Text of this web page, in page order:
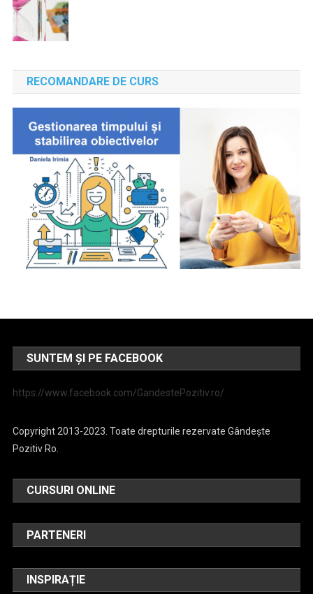
RECOMANDARE DE CURS
SUNTEM ȘI PE FACEBOOK
https://www.facebook.com/GandestePozitiv.ro/
Copyright 2013-2023. Toate drepturile rezervate Gândește
Pozitiv Ro.
CURSURI ONLINE
PARTENERI
INSPIRAȚIE